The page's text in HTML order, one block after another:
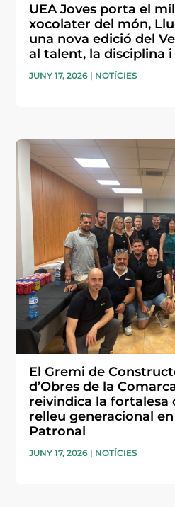
UEA Joves porta el
xocolater del món,
una nova edició del
al talent, la disciplina
JUNY 17, 2026 | NOTÍCIES
El Gremi de
d’Obres de la
reivindica la fortalesa
relleu generacional en
Patronal
JUNY 17, 2026 | NOTÍCIES